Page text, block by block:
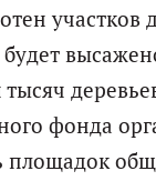
участков
фонда
площадок